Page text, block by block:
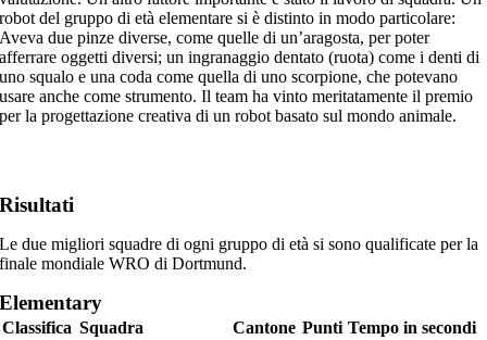
robot del gruppo di età elementare si è distinto in modo particolare:
Aveva due pinze diverse, come quelle di un’aragosta, per poter
afferrare oggetti diversi; un ingranaggio dentato (ruota) come i denti di
uno squalo e una coda come quella di uno scorpione, che potevano
usare anche come strumento. Il team ha vinto meritatamente il premio
per la progettazione creativa di un robot basato sul mondo animale.
Risultati
Le due migliori squadre di ogni gruppo di età si sono qualificate per la
finale mondiale WRO di Dortmund.
Elementary
Classifica Squadra Cantone Punti Tempo in secondi